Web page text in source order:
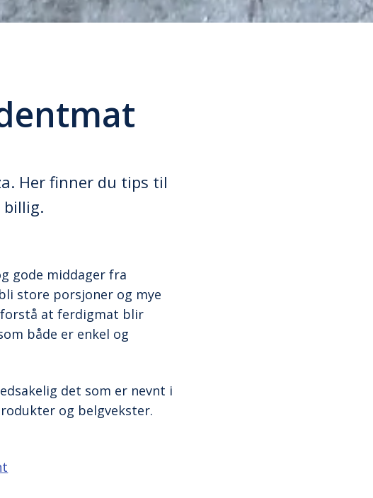
Her finner du tips til
billig.
gode middager fra
store porsjoner og mye
forstå at ferdigmat blir
både er enkel og
det som er nevnt i
og belgvekster.